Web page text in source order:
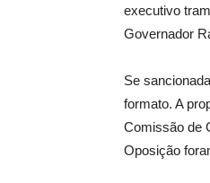
executivo
Governador
Se
formato. A
Comissão de
Oposição